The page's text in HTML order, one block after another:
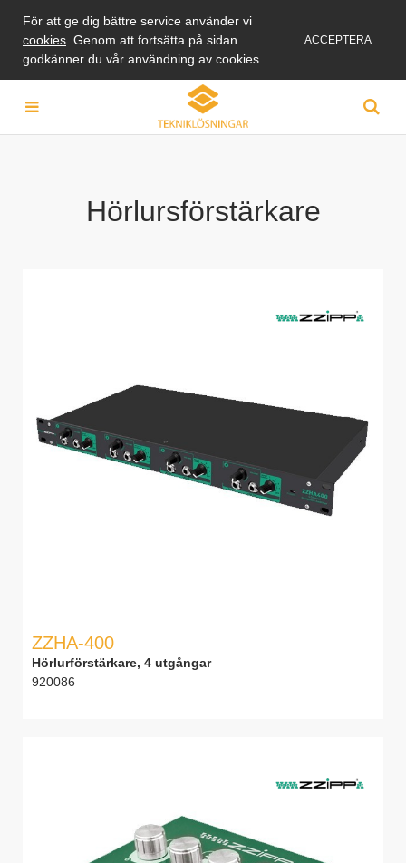
För att ge dig bättre service använder vi
cookies . Genom att fortsätta på sidan
godkänner du vår användning av cookies.
ACCEPTERA
Hörlursförstärkare
ZZHA-400
Hörlurförstärkare, 4 utgångar
920086